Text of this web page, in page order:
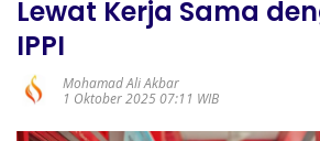
Lewat Kerja Sama
IPPI
Mohamad Ali Akbar
1 Oktober 2025 07:11 WIB